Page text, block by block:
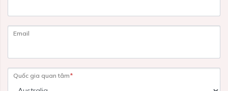
Email
Quốc gia quan tâm*